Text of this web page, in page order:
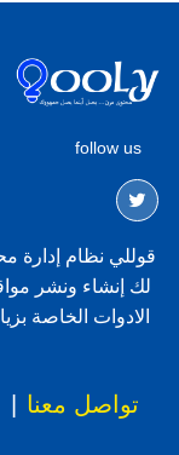
follow us
قوللي نظام إدارة
لك إنشاء ونشر
الادوات الخاصة
تواصل معنا |